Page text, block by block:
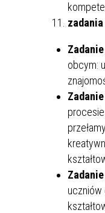
Zadanie
obcym:
uczniów